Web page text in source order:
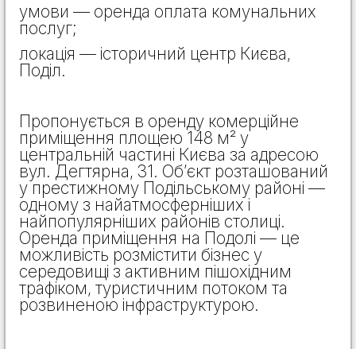
умови — оренда оплата комунальних
послуг;
локація — історичний центр Києва,
Поділ.
Пропонується в оренду комерційне
приміщення площею 148 м² у
центральній частині Києва за адресою
вул. Дегтярна, 31. Об’єкт розташований
у престижному Подільському районі —
одному з найатмосферніших і
найпопулярніших районів столиці.
Оренда приміщення на Подолі — це
можливість розмістити бізнес у
середовищі з активним пішохідним
трафіком, туристичним потоком та
розвиненою інфраструктурою.